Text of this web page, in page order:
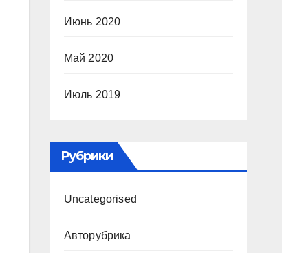
Июнь 2020
Май 2020
Июль 2019
Рубрики
Uncategorised
Авторубрика